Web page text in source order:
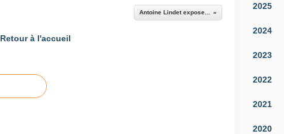
Antoine Lindet expose...
Retour à l'accueil
2025
2024
2023
2022
2021
2020